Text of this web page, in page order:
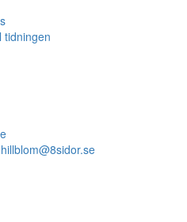
tidningen